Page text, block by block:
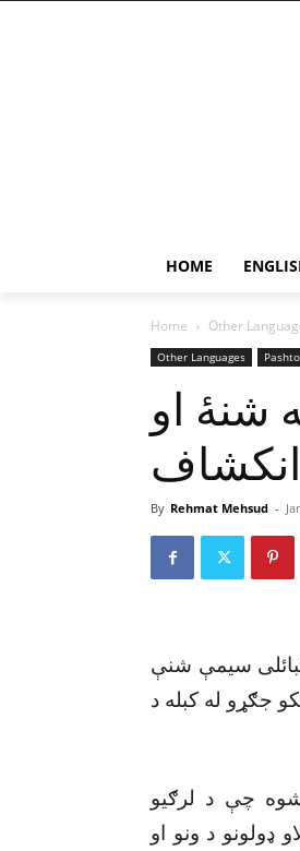
HOME
Home Other
Other Languages
شنۀ او
By Rehmat Mehsud -
سيمې شنې
جګړو له کبله د
شوه چې د لرګيو
ډولونو د ونو او